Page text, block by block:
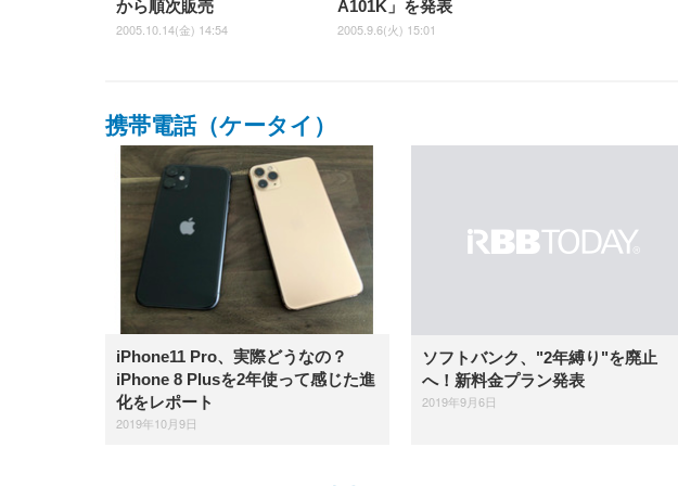
から順次販売
2005.10.14(金) 14:54
A101K」を発表
2005.9.6(火) 15:01
携帯電話（ケータイ）
iPhone11 Pro、実際どうなの？
iPhone 8 Plusを2年使って感じた進
化をレポート
2019年10月9日
ソフトバンク、"2年縛り"を廃止
へ！新料金プラン発表
2019年9月6日